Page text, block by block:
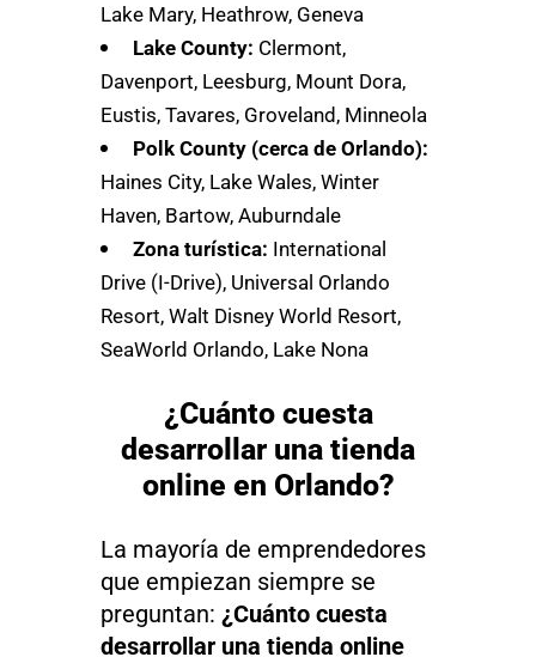
Lake Mary, Heathrow, Geneva
Lake County: Clermont,
Davenport, Leesburg, Mount Dora,
Eustis, Tavares, Groveland, Minneola
Polk County (cerca de Orlando):
Haines City, Lake Wales, Winter
Haven, Bartow, Auburndale
Zona turística: International
Drive (I-Drive), Universal Orlando
Resort, Walt Disney World Resort,
SeaWorld Orlando, Lake Nona
¿Cuánto cuesta
desarrollar una tienda
online en Orlando?
La mayoría de emprendedores
que empiezan siempre se
preguntan: ¿Cuánto cuesta
desarrollar una tienda online